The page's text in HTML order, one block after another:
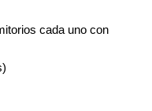
cada uno con